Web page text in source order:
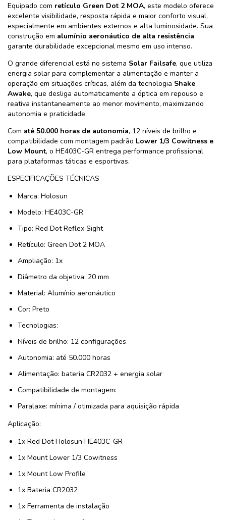
Equipado com retículo Green Dot 2 MOA, este modelo oferece
excelente visibilidade, resposta rápida e maior conforto visual,
especialmente em ambientes externos e alta luminosidade. Sua
construção em alumínio aeronáutico de alta resistência
garante durabilidade excepcional mesmo em uso intenso.
O grande diferencial está no sistema Solar Failsafe, que utiliza
energia solar para complementar a alimentação e manter a
operação em situações críticas, além da tecnologia Shake
Awake, que desliga automaticamente a óptica em repouso e
reativa instantaneamente ao menor movimento, maximizando
autonomia e praticidade.
Com até 50.000 horas de autonomia, 12 níveis de brilho e
compatibilidade com montagem padrão Lower 1/3 Cowitness e
Low Mount, o HE403C-GR entrega performance profissional
para plataformas táticas e esportivas.
ESPECIFICAÇÕES TÉCNICAS
Marca: Holosun
Modelo: HE403C-GR
Tipo: Red Dot Reflex Sight
Retículo: Green Dot 2 MOA
Ampliação: 1x
Diâmetro da objetiva: 20 mm
Material: Alumínio aeronáutico
Cor: Preto
Tecnologias:
Níveis de brilho: 12 configurações
Autonomia: até 50.000 horas
Alimentação: bateria CR2032 + energia solar
Compatibilidade de montagem:
Paralaxe: mínima / otimizada para aquisição rápida
Aplicação:
1x Red Dot Holosun HE403C-GR
1x Mount Lower 1/3 Cowitness
1x Mount Low Profile
1x Bateria CR2032
1x Ferramenta de instalação